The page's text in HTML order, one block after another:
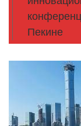
Пекине